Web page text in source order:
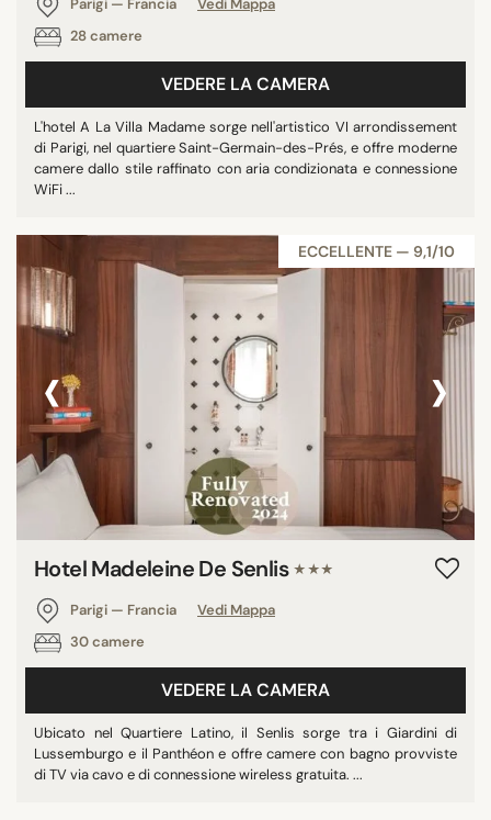
Parigi — Francia
Vedi Mappa
28 camere
VEDERE LA CAMERA
L'hotel A La Villa Madame sorge nell'artistico VI arrondissement
di Parigi, nel quartiere Saint-Germain-des-Prés, e offre moderne
camere dallo stile raffinato con aria condizionata e connessione
WiFi ...
ECCELLENTE — 9,1/10
‹ ›
Hotel Madeleine De Senlis ★★★
Parigi — Francia
Vedi Mappa
30 camere
VEDERE LA CAMERA
Ubicato nel Quartiere Latino, il Senlis sorge tra i Giardini di
Lussemburgo e il Panthéon e offre camere con bagno provviste
di TV via cavo e di connessione wireless gratuita. ...